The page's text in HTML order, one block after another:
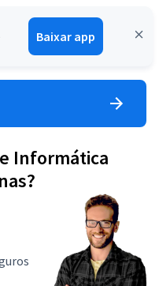
Baixar app
Entrar
Informática